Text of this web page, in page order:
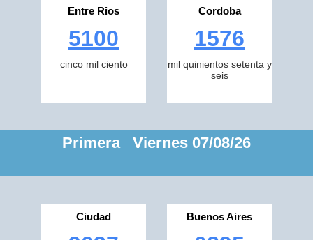
Entre Rios
5100
cinco mil ciento
Cordoba
1576
mil quinientos setenta y
seis
Primera Viernes 07/08/26
Ciudad Buenos Aires